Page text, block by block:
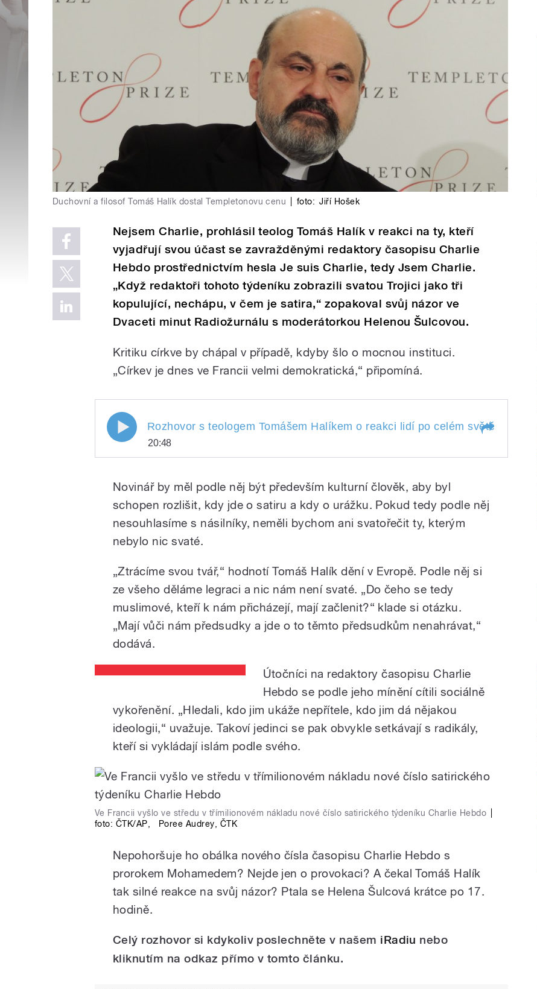
Duchovní a filosof Tomáš Halík dostal Templetonovu cenu foto: Jiří Hošek
Nejsem Charlie, prohlásil teolog Tomáš Halík v reakci na ty, kteří
vyjadřují svou účast se zavražděnými redaktory časopisu Charlie
Hebdo prostřednictvím hesla Je suis Charlie, tedy Jsem Charlie.
„Když redaktoři tohoto týdeníku zobrazili svatou Trojici jako tři
kopulující, nechápu, v čem je satira,“ zopakoval svůj názor ve
Dvaceti minut Radiožurnálu s moderátorkou Helenou Šulcovou.
Kritiku církve by chápal v případě, kdyby šlo o mocnou instituci.
„Církev je dnes ve Francii velmi demokratická,“ připomíná.
pause
Rozhovor s teologem Tomášem Halíkem o reakci lidí po celém světě na
20:48
reakci lidí po celém světě na zavraždění
redaktorů časopisu Charlie Hebdo, o
karikaturách a satiře tohoto časopisu a
také o problému mladých muslimů v
Evropě. Moderuje Helena
Šulcová.
Novinář by měl podle něj být především kulturní člověk, aby byl
schopen rozlišit, kdy jde o satiru a kdy o urážku. Pokud tedy podle něj
nesouhlasíme s násilníky, neměli bychom ani svatořečit ty, kterým
nebylo nic svaté.
„Ztrácíme svou tvář,“ hodnotí Tomáš Halík dění v Evropě. Podle něj si
ze všeho děláme legraci a nic nám není svaté. „Do čeho se tedy
muslimové, kteří k nám přicházejí, mají začlenit?“ klade si otázku.
„Mají vůči nám předsudky a jde o to těmto předsudkům nenahrávat,“
dodává.
Útočníci na redaktory časopisu Charlie
Hebdo se podle jeho mínění cítili sociálně
vykořenění. „Hledali, kdo jim ukáže nepřítele, kdo jim dá nějakou
ideologii,“ uvažuje. Takoví jedinci se pak obvykle setkávají s radikály,
kteří si vykládají islám podle svého.
Ve Francii vyšlo ve středu v třímilionovém nákladu nové číslo satirického týdeníku Charlie Hebdo
foto: ČTK/AP, Poree Audrey, ČTK
Nepohoršuje ho obálka nového čísla časopisu Charlie Hebdo s
prorokem Mohamedem? Nejde jen o provokaci? A čekal Tomáš Halík
tak silné reakce na svůj názor? Ptala se Helena Šulcová krátce po 17.
hodině.
Celý rozhovor si kdykoliv poslechněte v našem iRadiu nebo
kliknutím na odkaz přímo v tomto článku.